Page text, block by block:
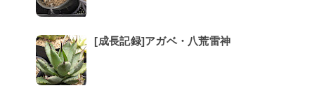
[成長記録]アガベ・八荒雷神